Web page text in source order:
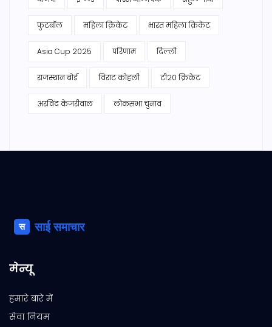
फुटबॉल महिला क्रिकेट भारत महिला क्रिकेट
Asia Cup 2025 परिणाम दिल्ली
राजस्थान बोर्ड विराट कोहली टी20 क्रिकेट
अरविंद केजरीवाल लोकसभा चुनाव
मेन्यू
हमारे बारे में
सेवा नियम